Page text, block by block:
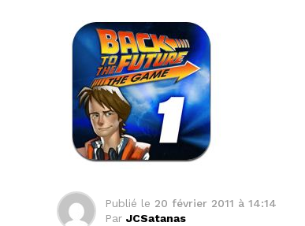
Publié le 20 février 2011 à 14:14
Par JCSatanas